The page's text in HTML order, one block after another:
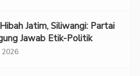
Jatim, Siliwangi: Partai
Jawab Etik-Politik
2026